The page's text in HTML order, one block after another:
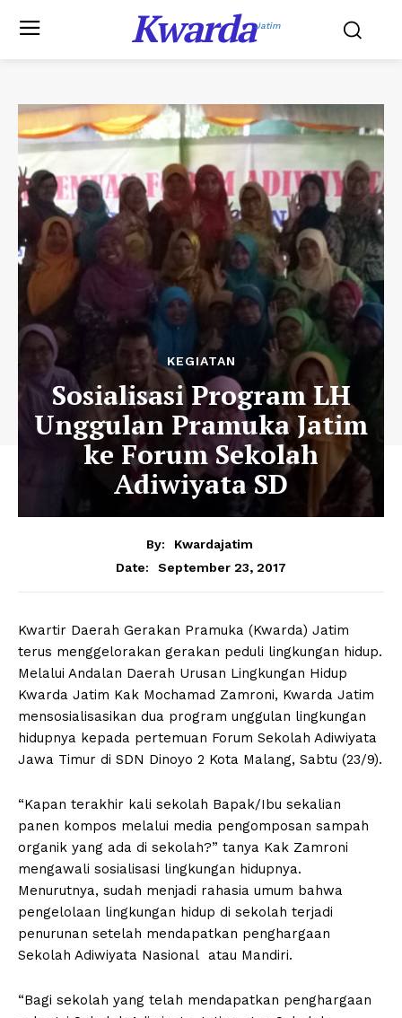
KwardaJatim
KEGIATAN
Sosialisasi Program LH
Unggulan Pramuka Jatim
ke Forum Sekolah
Adiwiyata SD
By:
Kwardajatim
Date:
September 23, 2017
Kwartir Daerah Gerakan Pramuka (Kwarda) Jatim
terus menggelorakan gerakan peduli lingkungan hidup.
Melalui Andalan Daerah Urusan Lingkungan Hidup
Kwarda Jatim Kak Mochamad Zamroni, Kwarda Jatim
mensosialisasikan dua program unggulan lingkungan
hidupnya kepada pertemuan Forum Sekolah Adiwiyata
Jawa Timur di SDN Dinoyo 2 Kota Malang, Sabtu (23/9).
“Kapan terakhir kali sekolah Bapak/Ibu sekalian
panen kompos melalui media pengomposan sampah
organik yang ada di sekolah?” tanya Kak Zamroni
mengawali sosialisasi lingkungan hidupnya.
Menurutnya, sudah menjadi rahasia umum bahwa
pengelolaan lingkungan hidup di sekolah terjadi
penurunan setelah mendapatkan penghargaan
Sekolah Adiwiyata Nasional atau Mandiri.
“Bagi sekolah yang telah mendapatkan penghargaan